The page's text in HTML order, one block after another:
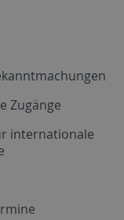
Zugänge
internationale